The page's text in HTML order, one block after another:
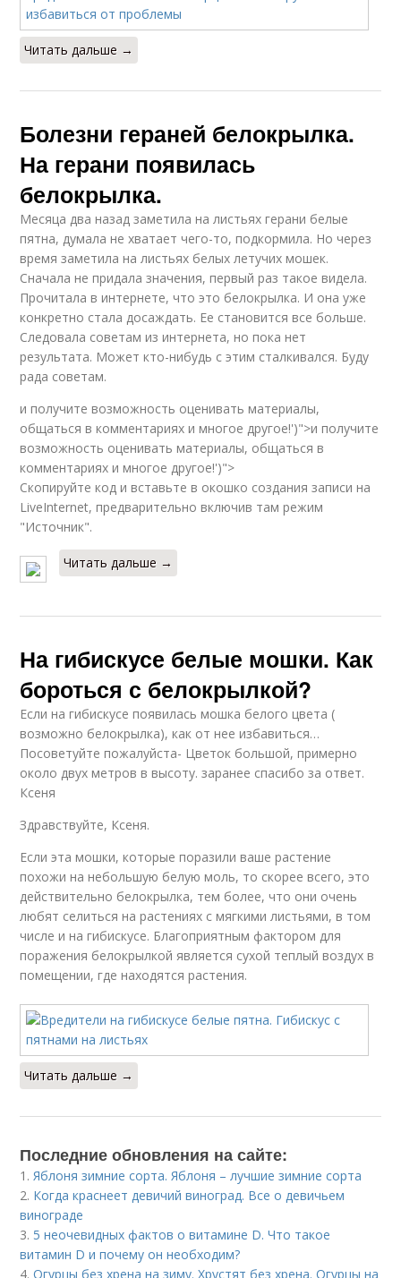
Читать дальше →
Болезни гераней белокрылка.
На герани появилась
белокрылка.
Месяца два назад заметила на листьях герани белые
пятна, думала не хватает чего-то, подкормила. Но через
время заметила на листьях белых летучих мошек.
Сначала не придала значения, первый раз такое видела.
Прочитала в интернете, что это белокрылка. И она уже
конкретно стала досаждать. Ее становится все больше.
Следовала советам из интернета, но пока нет
результата. Может кто-нибудь с этим сталкивался. Буду
рада советам.
и получите возможность оценивать материалы,
общаться в комментариях и многое другое!')">и получите
возможность оценивать материалы, общаться в
комментариях и многое другое!')">
Скопируйте код и вставьте в окошко создания записи на
LiveInternet, предварительно включив там режим
"Источник".
Читать дальше →
На гибискусе белые мошки. Как
бороться с белокрылкой?
Если на гибискусе появилась мошка белого цвета (
возможно белокрылка), как от нее избавиться…
Посоветуйте пожалуйста- Цветок большой, примерно
около двух метров в высоту. заранее спасибо за ответ.
Ксеня
Здравствуйте, Ксеня.
Если эта мошки, которые поразили ваше растение
похожи на небольшую белую моль, то скорее всего, это
действительно белокрылка, тем более, что они очень
любят селиться на растениях с мягкими листьями, в том
числе и на гибискусе. Благоприятным фактором для
поражения белокрылкой является сухой теплый воздух в
помещении, где находятся растения.
Читать дальше →
Последние обновления на сайте:
1. Яблоня зимние сорта. Яблоня – лучшие зимние сорта
2. Когда краснеет девичий виноград. Все о девичьем
винограде
3. 5 неочевидных фактов о витамине D. Что такое
витамин D и почему он необходим?
4.Огурцы без хрена на зиму. Хрустят без хрена. Огурцы на